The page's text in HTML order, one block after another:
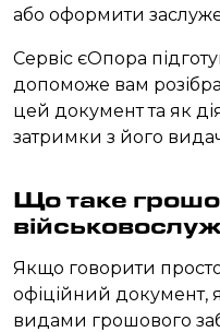
або оформити
Сервіс єОпора
допоможе вам
цей документ та як
затримки з його
Що таке
Якщо говорити
офіційний документ,
видами грошового